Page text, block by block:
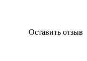
Оставить отзыв